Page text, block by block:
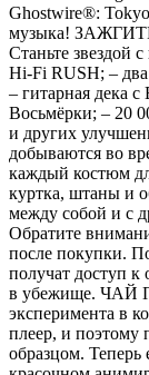
Ghostwire®: Tokyo
музыка!
Станьте звездой
Hi-Fi RUSH; –
– гитарная дека
Восьмёрки; – 20
и других
добываются во
каждый костюм
куртка, штаны и
между собой и с
Обратите
после покупки.
получат доступ к
в убежище. ЧАЙ
эксперимента в
плеер, и поэтому
образцом. Теперь